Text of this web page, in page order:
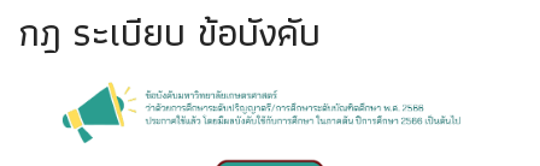
กฎ ระเบียบ ข้อบังคับ